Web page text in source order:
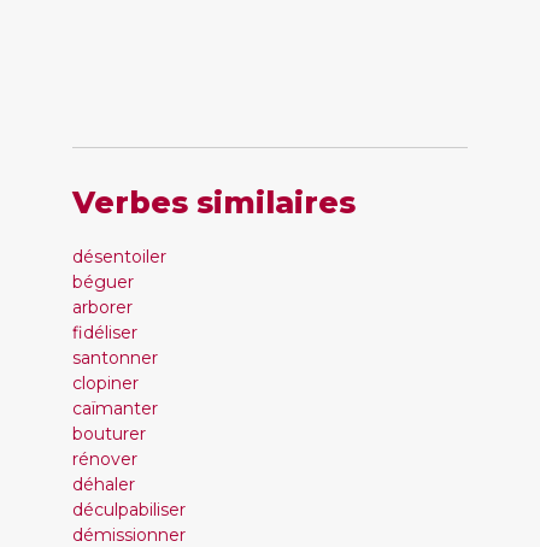
Verbes similaires
désentoiler
béguer
arborer
fidéliser
santonner
clopiner
caïmanter
bouturer
rénover
déhaler
déculpabiliser
démissionner